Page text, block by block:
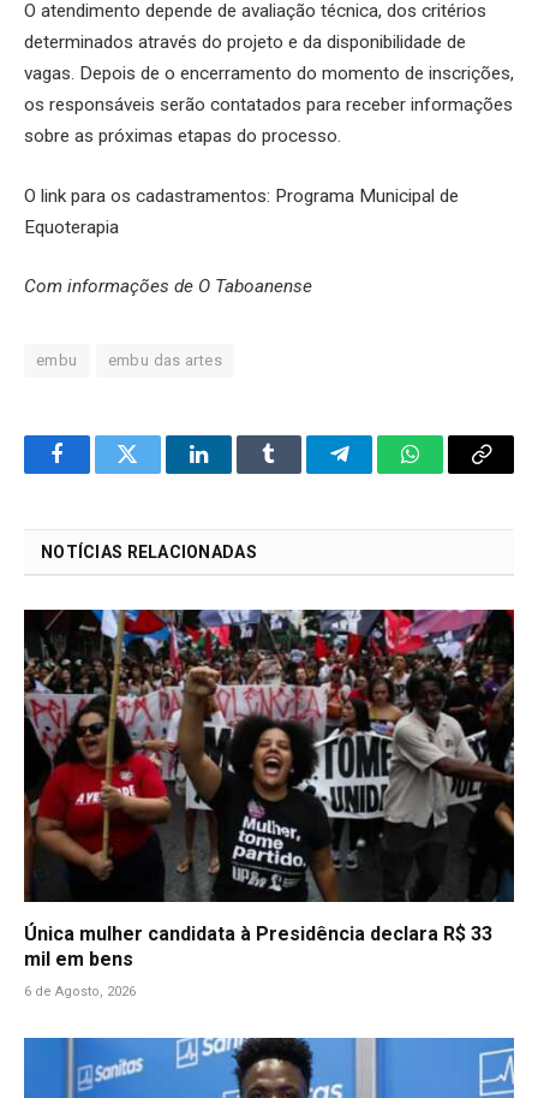
O atendimento depende de avaliação técnica, dos critérios
determinados através do projeto e da disponibilidade de
vagas. Depois de o encerramento do momento de inscrições,
os responsáveis serão contatados para receber informações
sobre as próximas etapas do processo.
O link para os cadastramentos: Programa Municipal de
Equoterapia
Com informações de O Taboanense
embu embu das artes
FacebookTwitter LinkedInTumblr TelegramWhatsApp
Copy
NOTÍCIAS RELACIONADAS
Única mulher candidata à Presidência declara R$ 33
mil em bens
6 de Agosto, 2026